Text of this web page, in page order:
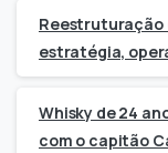
Reestruturação
estratégia,
Whisky de 24
com o capitão